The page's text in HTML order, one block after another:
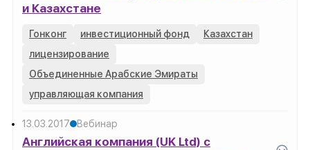
и Казахстане
Гонконг инвестиционный фонд
Казахстан
лицензирование
Объединенные Арабские Эмираты
управляющая компания
13.03.2017 Вебинар
Английская компания (UK Ltd) с